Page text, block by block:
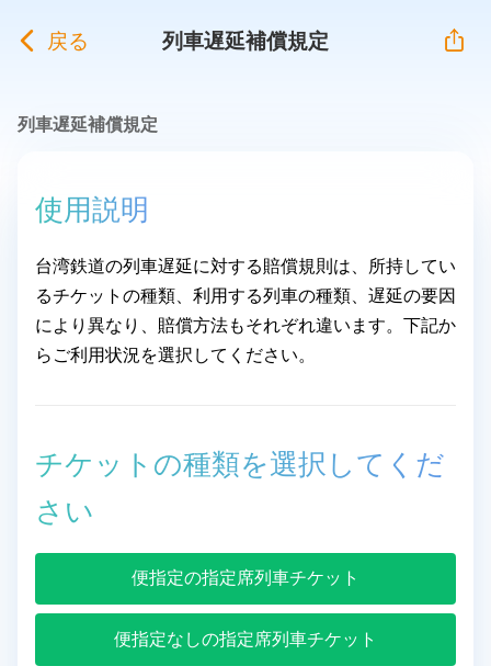
戻る 列車遅延補償規定
列車遅延補償規定
使用説明
台湾鉄道の列車遅延に対する賠償規則は、所持してい
るチケットの種類、利用する列車の種類、遅延の要因
により異なり、賠償方法もそれぞれ違います。下記か
らご利用状況を選択してください。
チケットの種類を選択してくだ
さい
便指定の指定席列車チケット
便指定なしの指定席列車チケット